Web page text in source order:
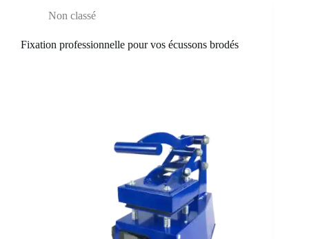
Non classé
Fixation professionnelle pour vos écussons brodés